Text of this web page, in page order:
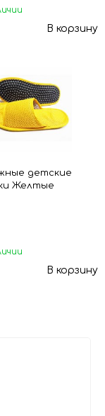
В корзину
детские
Желтые
В корзину